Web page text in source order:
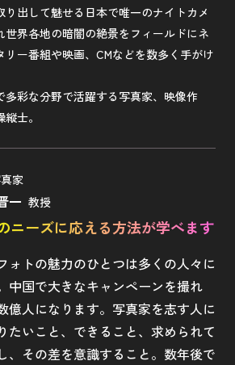
出して魅せる日本で唯一のナイトカメ
世界各地の暗闇の絶景をフィールドにネ
リー番組や映画、CMなどを数多く手がけ
多彩な分野で活躍する写真家、映像作
士。
家
一 教授
ニーズに応える方法が学べます
ォトの魅力のひとつは多くの人々に
中国で大きなキャンペーンを撮れ
億人になります。写真家を志す人に
たいこと、できること、求められて
、その差を意識すること。数年後で